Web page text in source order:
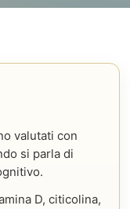
valutati con
si parla di
D, citicolina,